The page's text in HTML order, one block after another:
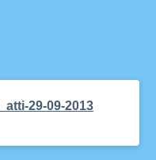
29-09-2013